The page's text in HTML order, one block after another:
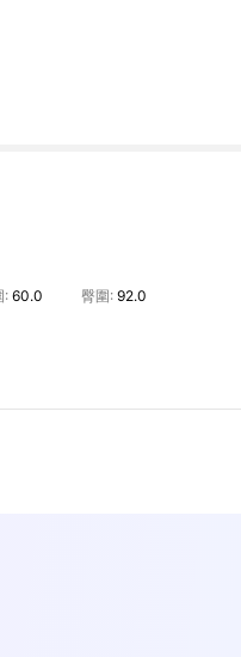
: 60.0 臀圍: 92.0